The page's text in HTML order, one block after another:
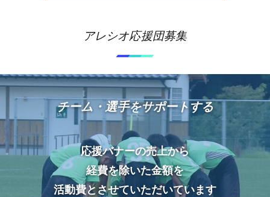
アレシオ応援団募集
チーム・選手をサポートする
応援バナーの売上から
経費を除いた金額を
活動費とさせていただいています